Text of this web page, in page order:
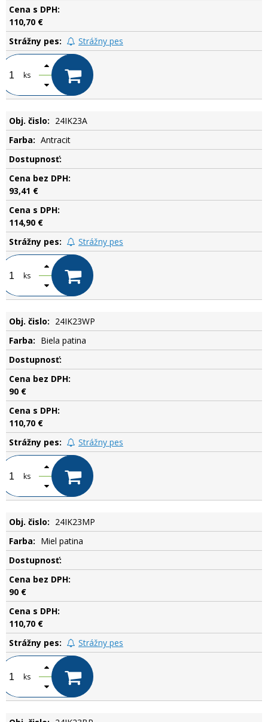
110,70 €
Strážny pes
ks
24IK23A
Antracit
93,41 €
114,90 €
Strážny pes
ks
24IK23WP
Biela patina
90 €
110,70 €
Strážny pes
ks
24IK23MP
Miel patina
90 €
110,70 €
Strážny pes
ks